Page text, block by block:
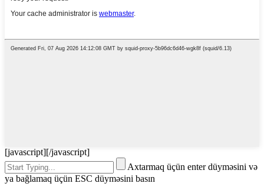
[javascript][/javascript]
Axtarmaq üçün enter düyməsini və
ya bağlamaq üçün ESC düyməsini basın